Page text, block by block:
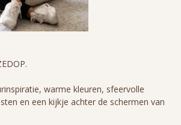
warme kleuren, sfeervolle
en een kijkje achter de schermen van